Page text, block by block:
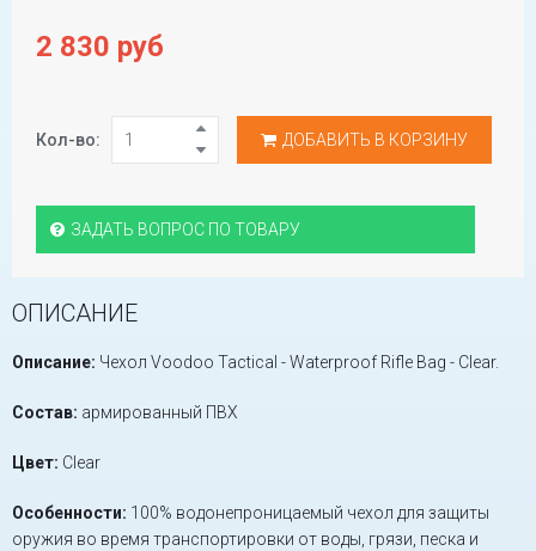
2 830 руб
Кол-во: ДОБАВИТЬ В КОРЗИНУ
ЗАДАТЬ ВОПРОС ПО ТОВАРУ
ОПИСАНИЕ
Описание: Чехол Voodoo Tactical - Waterproof Rifle Bag - Clear.
Состав: армированный ПВХ
Цвет: Clear
Особенности: 100% водонепроницаемый чехол для защиты
оружия во время транспортировки от воды, грязи, песка и